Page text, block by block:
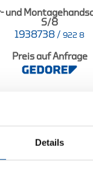
Details
und
S/8
1938738 / 922 8
Preis auf Anfrage